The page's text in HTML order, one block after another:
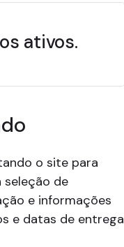
ativos.
o site para
seleção de
e informações
e datas de entrega